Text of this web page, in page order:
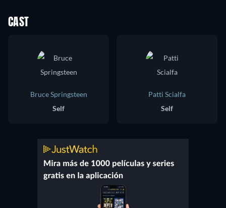
CAST
Bruce Springsteen
Self
Patti Scialfa
Self